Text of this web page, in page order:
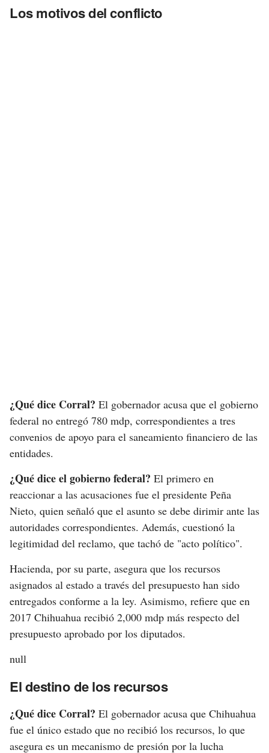
Los motivos del conflicto
¿Qué dice Corral? El gobernador acusa que el gobierno
federal no entregó 780 mdp, correspondientes a tres
convenios de apoyo para el saneamiento financiero de las
entidades.
¿Qué dice el gobierno federal? El primero en
reaccionar a las acusaciones fue el presidente Peña
Nieto, quien señaló que el asunto se debe dirimir ante las
autoridades correspondientes. Además, cuestionó la
legitimidad del reclamo, que tachó de "acto político".
Hacienda, por su parte, asegura que los recursos
asignados al estado a través del presupuesto han sido
entregados conforme a la ley. Asimismo, refiere que en
2017 Chihuahua recibió 2,000 mdp más respecto del
presupuesto aprobado por los diputados.
null
El destino de los recursos
¿Qué dice Corral? El gobernador acusa que Chihuahua
fue el único estado que no recibió los recursos, lo que
asegura es un mecanismo de presión por la lucha